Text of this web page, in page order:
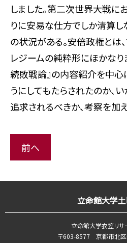
しました。第二次世界大戦に
りに安易な仕方でしか清算し
の状況がある。安倍政権とは
レジームの純粋形にほかなり
続敗戦論』の内容紹介を中心
うにしてもたらされたのか、
追求されるべきか、考察を加え
前へ
立命館大学
立命館大学衣笠リサ
〒603-8577 京都市北区